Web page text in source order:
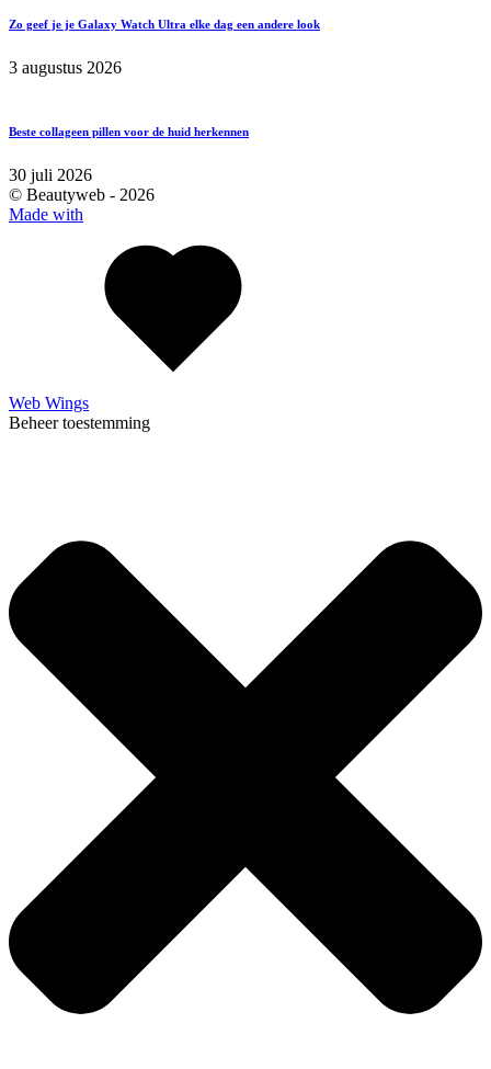
Zo geef je je Galaxy Watch Ultra elke dag een andere look
3 augustus 2026
Beste collageen pillen voor de huid herkennen
30 juli 2026
© Beautyweb - 2026
Made with
Web Wings
Beheer toestemming